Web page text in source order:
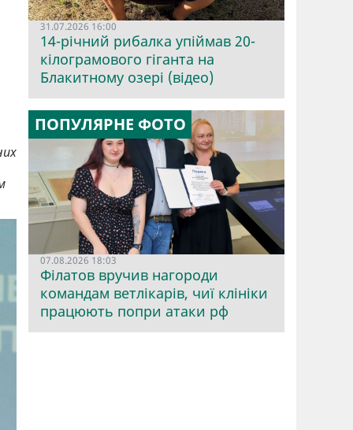
31.07.2026 16:00
14-річний рибалка упіймав 20-
кілограмового гіганта на
Блакитному озері (відео)
ПОПУЛЯРНЕ ФОТО
07.08.2026 18:03
Філатов вручив нагороди
командам ветлікарів, чиї клініки
працюють попри атаки рф